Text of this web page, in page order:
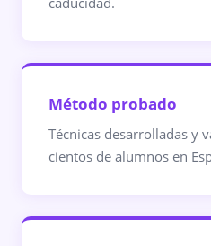
Método probado
Técnicas desarrolladas y
cientos de alumnos en